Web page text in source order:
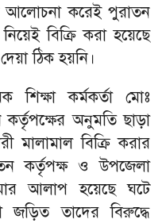
আলোচনা করেই পুরাতন
নিয়েই বিক্রি করা হয়েছে
ঠিক হয়নি।
শিক্ষা কর্মকর্তা মোঃ
অনুমতি ছাড়া
মালামাল বিক্রি করার
কর্তৃপক্ষ ও উপজেলা
আলাপ হয়েছে ঘটে
জড়িত তাদের বিরুদ্ধে